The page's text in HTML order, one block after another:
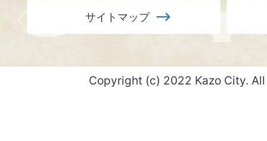
サイトマップ
Copyright (c) 2022 Kazo City.